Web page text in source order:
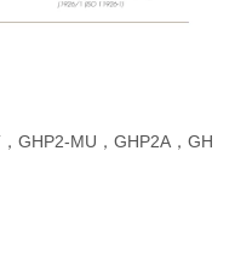
GHP2-MU，GHP2A，GH